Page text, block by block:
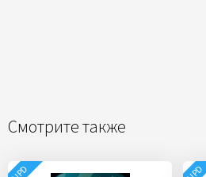
Смотрите также
UPD UPD